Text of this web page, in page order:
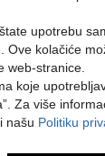
upotrebu
Ove kolačiće
web-stranice.
koje
Za više
našu Politiku